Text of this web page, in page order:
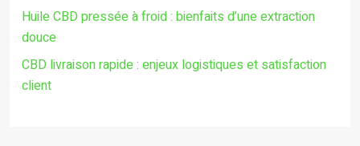
Huile CBD pressée à froid : bienfaits d’une extraction
douce
CBD livraison rapide : enjeux logistiques et satisfaction
client